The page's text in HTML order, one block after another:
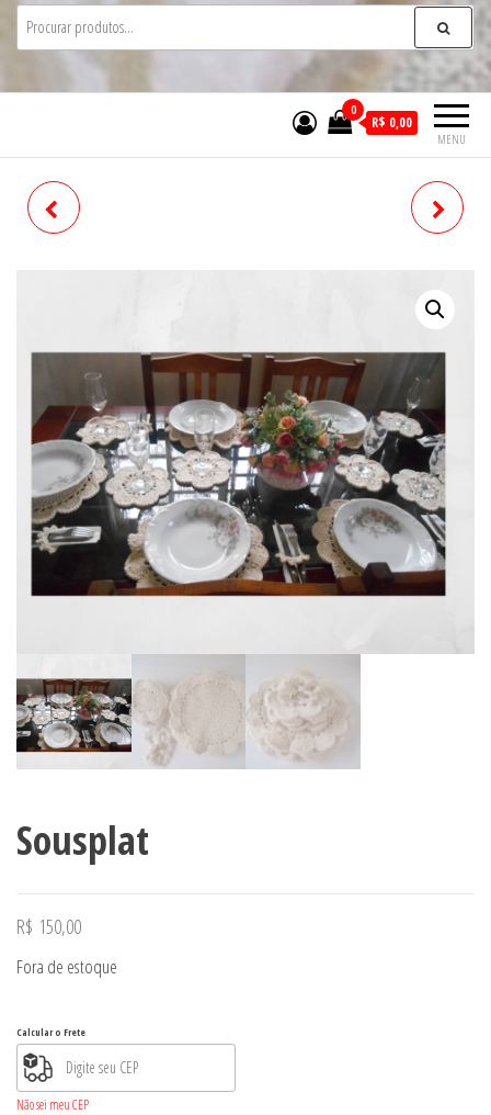
MENU
0
R$ 0,00
Sousplat
R$ 150,00
Fora de estoque
Calcular o Frete
Não sei meu CEP